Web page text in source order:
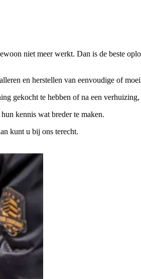
niet meer werkt. Dan is de beste
en herstellen van eenvoudige of
gekocht te hebben of na een
kennis wat breder te maken.
kunt u bij ons terecht.